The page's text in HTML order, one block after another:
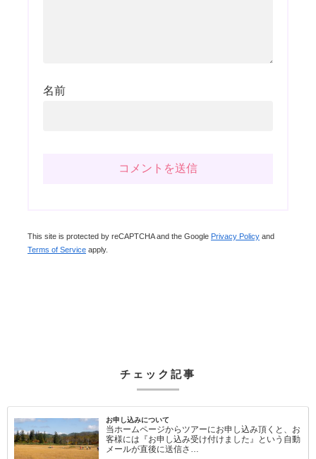
名前
This site is protected by reCAPTCHA and the Google Privacy Policy and
Terms of Service apply.
チェック記事
お申し込みについて
当ホームページからツアーにお申し込み頂くと、お
客様には『お申し込み受け付けました』という自動
メールが直後に送信さ…